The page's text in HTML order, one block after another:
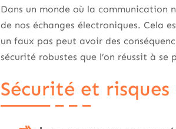
Dans un monde où la communication
de nos échanges électroniques. Cela
un faux pas peut avoir des
sécurité robustes que l’on réussit à
Sécurité et